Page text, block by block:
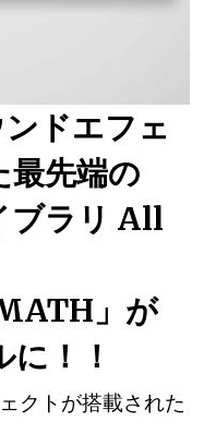
ドエフェ
最先端の
ブラリ All
」が
！！
クトが搭載された